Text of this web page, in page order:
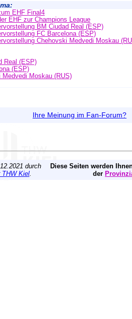
EHF Final4
EHF zur Champions League
BM Ciudad Real (ESP)
FC Barcelona (ESP)
Chehovski Medvedi Moskau
Real (ESP)
(ESP)
Medvedi Moskau (RUS)
Ihre Meinung im Fan-Forum?
durch
THW Kiel.
Diese Seiten werden
der